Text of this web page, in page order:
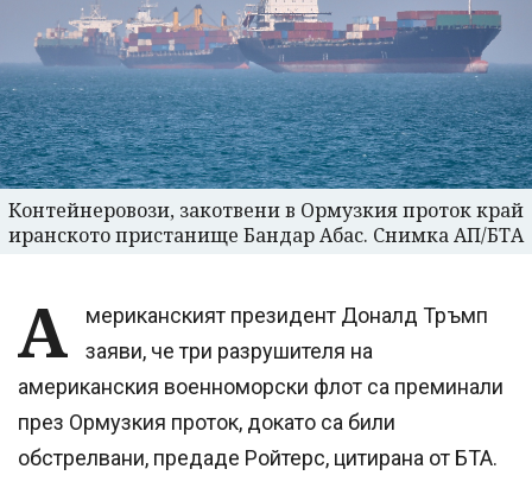
Контейнеровози, закотвени в Ормузкия проток край
иранското пристанище Бандар Абас. Снимка АП/БТА
А
мериканският президент Доналд Тръмп
заяви, че три разрушителя на
американския военноморски флот са преминали
през Ормузкия проток, докато са били
обстрелвани, предаде Ройтерс, цитирана от БТА.